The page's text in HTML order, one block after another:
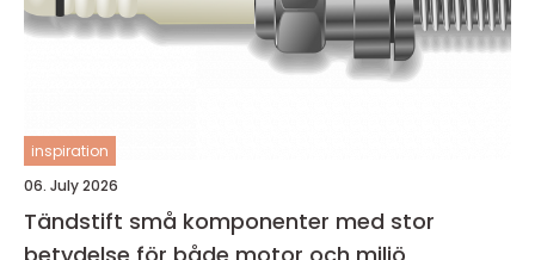
inspiration
06. July 2026
Tändstift små komponenter med stor